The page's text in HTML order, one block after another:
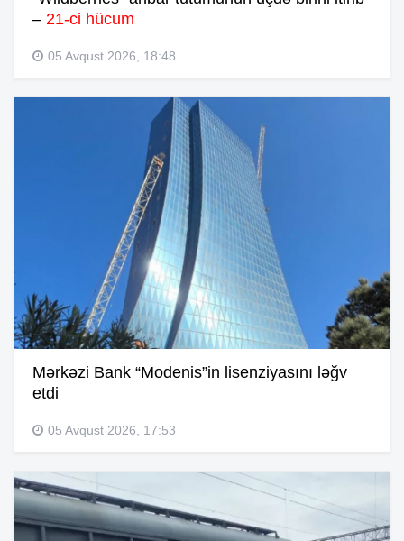
– 21-ci hücum
05 Avqust 2026, 18:48
Mərkəzi Bank “Modenis”in lisenziyasını ləğv
etdi
05 Avqust 2026, 17:53